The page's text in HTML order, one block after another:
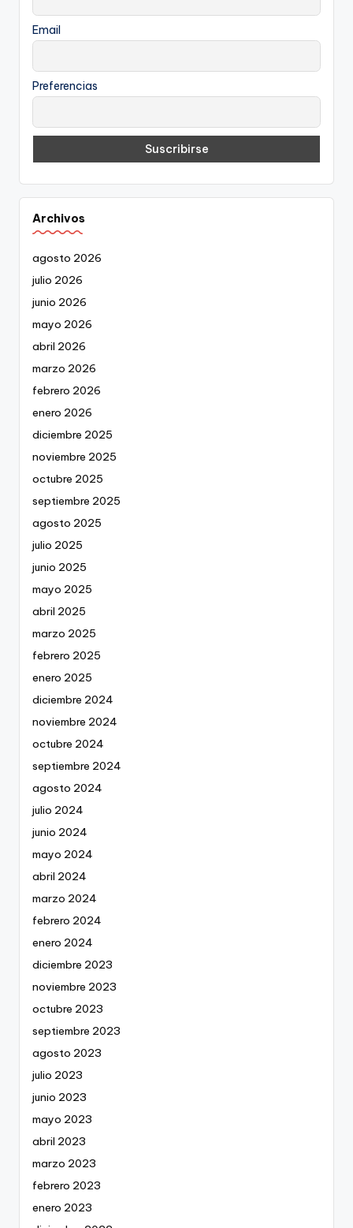
Email
Preferencias
Archivos
agosto 2026
julio 2026
junio 2026
mayo 2026
abril 2026
marzo 2026
febrero 2026
enero 2026
diciembre 2025
noviembre 2025
octubre 2025
septiembre 2025
agosto 2025
julio 2025
junio 2025
mayo 2025
abril 2025
marzo 2025
febrero 2025
enero 2025
diciembre 2024
noviembre 2024
octubre 2024
septiembre 2024
agosto 2024
julio 2024
junio 2024
mayo 2024
abril 2024
marzo 2024
febrero 2024
enero 2024
diciembre 2023
noviembre 2023
octubre 2023
septiembre 2023
agosto 2023
julio 2023
junio 2023
mayo 2023
abril 2023
marzo 2023
febrero 2023
enero 2023